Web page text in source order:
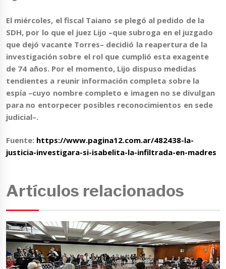
El miércoles, el fiscal Taiano se plegó al pedido de la
SDH, por lo que el juez Lijo –que subroga en el juzgado
que dejó vacante Torres– decidió la reapertura de la
investigación sobre el rol que cumplió esta exagente
de 74 años. Por el momento, Lijo dispuso medidas
tendientes a reunir información completa sobre la
espía –cuyo nombre completo e imagen no se divulgan
para no entorpecer posibles reconocimientos en sede
judicial–.
Fuente: https://www.pagina12.com.ar/482438-la-
justicia-investigara-si-isabelita-la-infiltrada-en-madres
Artículos relacionados